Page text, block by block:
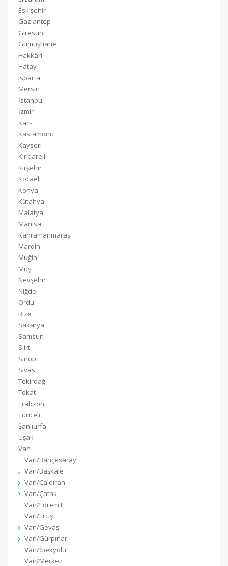
Eskişehir
Gaziantep
Giresun
Gümüşhane
Hakkâri
Hatay
Isparta
Mersin
İstanbul
İzmir
Kars
Kastamonu
Kayseri
Kırklareli
Kırşehir
Kocaeli
Konya
Kütahya
Malatya
Manisa
Kahramanmaraş
Mardin
Muğla
Muş
Nevşehir
Niğde
Ordu
Rize
Sakarya
Samsun
Siirt
Sinop
Sivas
Tekirdağ
Tokat
Trabzon
Tunceli
Şanlıurfa
Uşak
Van
Van/Bahçesaray
Van/Başkale
Van/Çaldıran
Van/Çatak
Van/Edremit
Van/Erciş
Van/Gevaş
Van/Gürpınar
Van/İpekyolu
Van/Merkez